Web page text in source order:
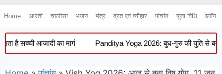
Home आरती चालीसा भजन मंत्र व्रत एवं त्यौहार पांचांग पूजा विधि ब्लॉग
आजादी का मार्ग Panditya Yoga 2026: बुध-गुरु की युति से बना दुर्लभ